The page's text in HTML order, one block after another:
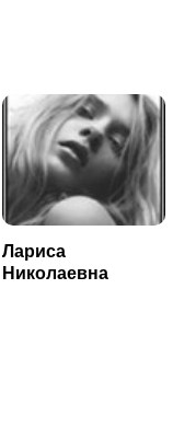
Лариса
Николаевна